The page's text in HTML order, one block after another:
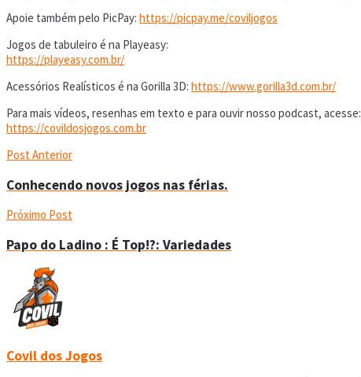
Apoie também pelo PicPay: https://picpay.me/coviljogos
Jogos de tabuleiro é na Playeasy:
https://playeasy.com.br/
Acessórios Realísticos é na Gorilla 3D: https://www.gorilla3d.com.br/
Para mais vídeos, resenhas em texto e para ouvir nosso podcast, acesse:
https://covildosjogos.com.br
Post Anterior
Conhecendo novos jogos nas férias.
Próximo Post
Papo do Ladino : É Top!?: Variedades
Covil dos Jogos